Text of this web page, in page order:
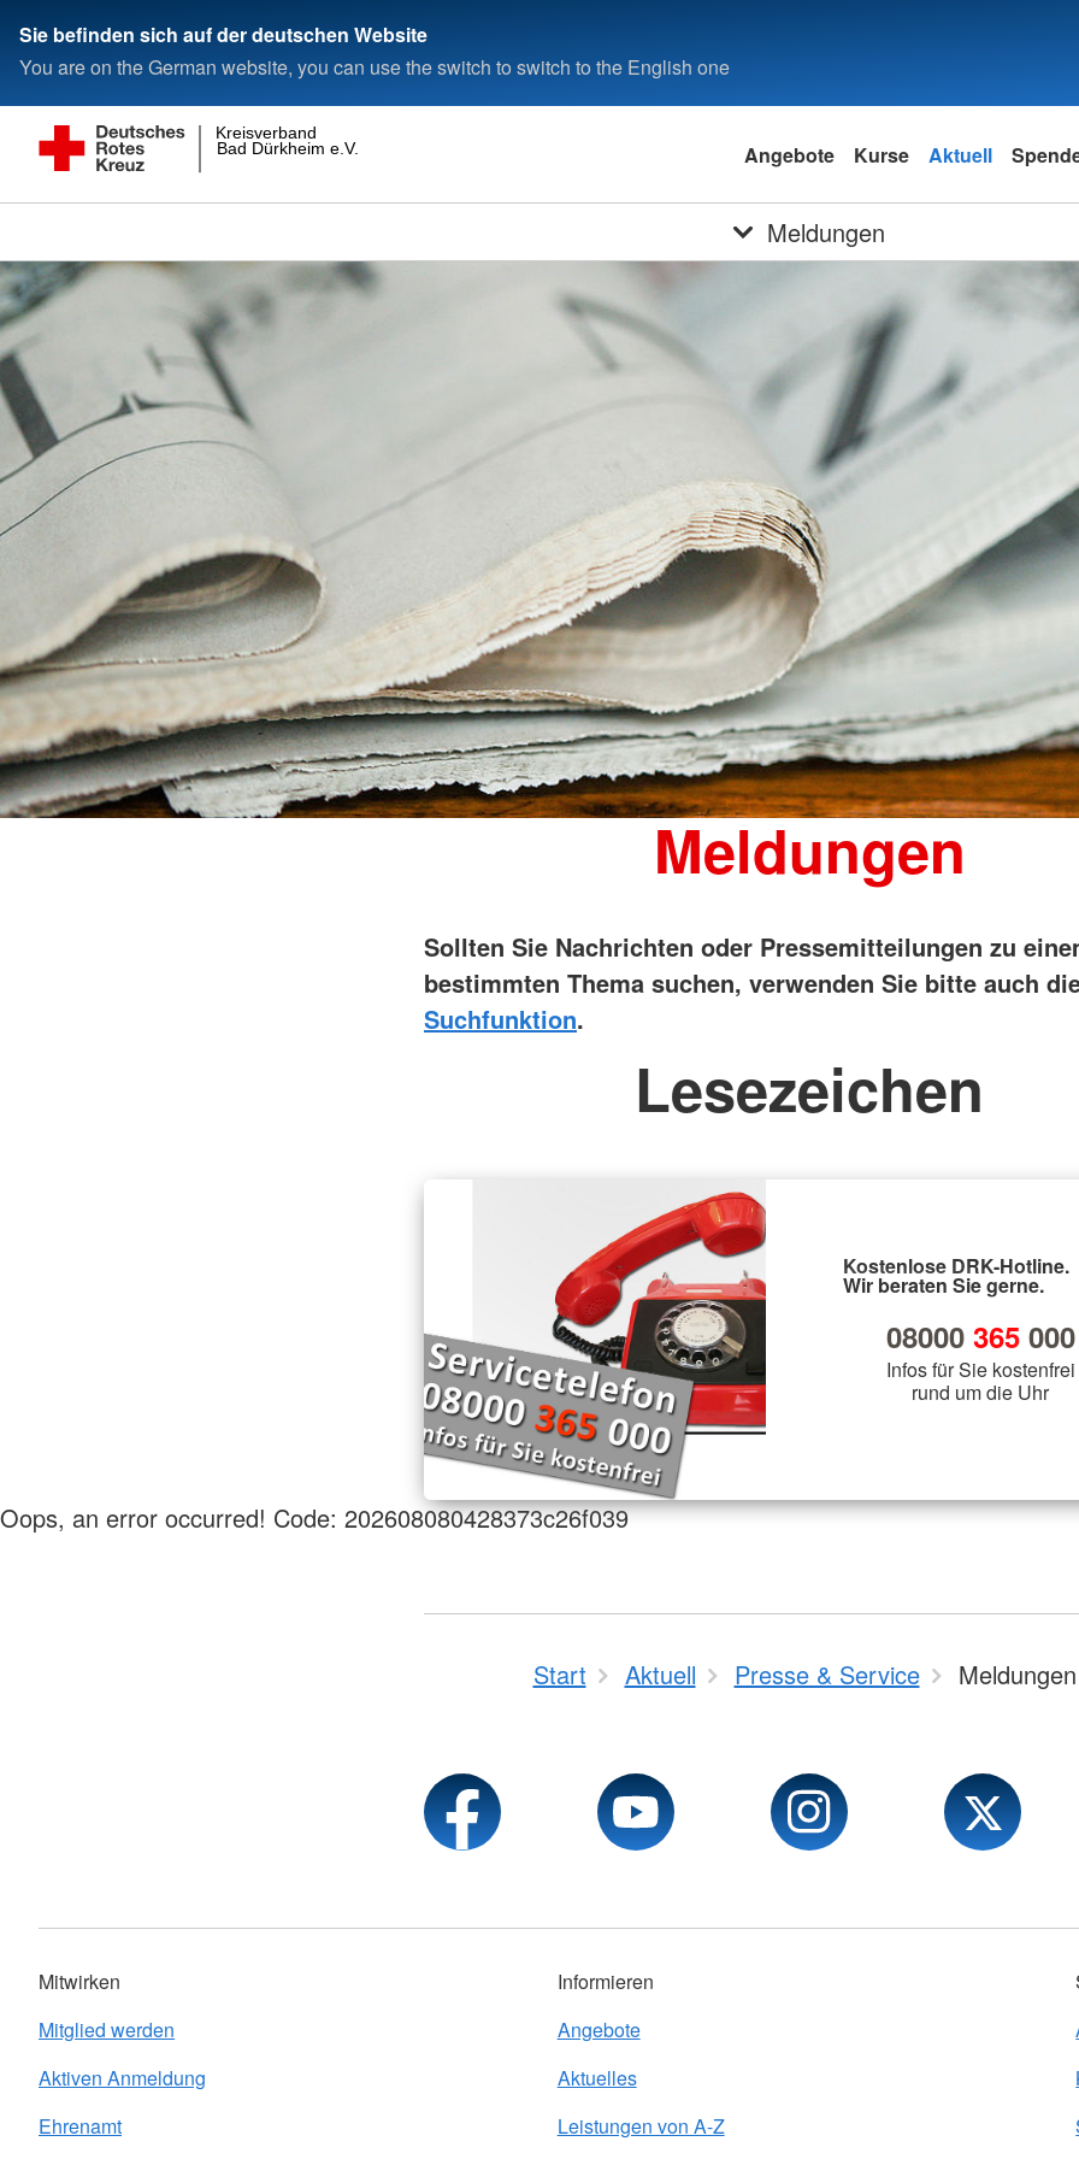
Sie befinden sich auf der deutschen Website
You are on the German website, you can use the switch to switch to the English one
Bad Dürkheim e.V.
Kreisverband
Angebote Kurse Aktuell
Meldungen
Meldungen
Sollten Sie Nachrichten oder Pressemitteilungen zu
bestimmten Thema suchen, verwenden Sie bitte auch
Suchfunktion.
Lesezeichen
Kostenlose DRK-Hotline.
Wir beraten Sie gerne.
08000 365000
Infos für Sie kostenfrei
rund um die Uhr
Oops, an error occurred! Code: 202608080428373c26f039
Start Aktuell Presse & Service Meldungen
Mitwirken
Mitglied werden
Aktiven Anmeldung
Ehrenamt
Informieren
Angebote
Aktuelles
Leistungen von A-Z